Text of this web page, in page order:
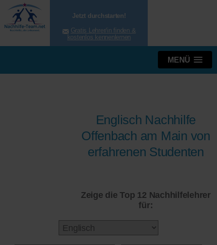
Jetzt durchstarten!
Gratis Lehrer/in finden &
kostenlos kennenlernen
MENÜ
Englisch Nachhilfe
Offenbach am Main von
erfahrenen Studenten
Zeige die Top 12 Nachhilfelehrer
für: